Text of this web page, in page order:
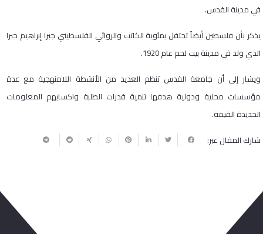
في مدينة القدس.
يذكر بأن فلسطين أيضاً تحتفل بمئوية الكاتب والروائي الفلسطيني جبرا إبراهيم جبرا
الذي ولد في مدينة بيت لحم عام 1920.
ويشار إلى أن جامعة القدس تنظم العديد من الأنشطة اللامنهجية مع عدة
مؤسسات محلية ودولية هدفها تنمية قدرات الطلبة واكسابهم المعلومات
الجديدة القيمة.
شارك المقال عبر: